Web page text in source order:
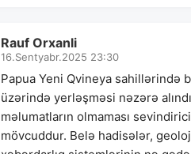
Rauf Orxanli
16.Sentyabr.2025 23:30
Papua Yeni Qvineya sahillərində
üzərində yerləşməsi nəzərə
məlumatların olmaması
mövcuddur. Belə hadisələr,